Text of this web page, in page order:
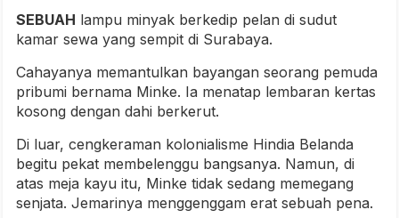
SEBUAH lampu minyak berkedip pelan di sudut
kamar sewa yang sempit di Surabaya.
Cahayanya memantulkan bayangan seorang pemuda
pribumi bernama Minke. Ia menatap lembaran kertas
kosong dengan dahi berkerut.
Di luar, cengkeraman kolonialisme Hindia Belanda
begitu pekat membelenggu bangsanya. Namun, di
atas meja kayu itu, Minke tidak sedang memegang
senjata. Jemarinya menggenggam erat sebuah pena.